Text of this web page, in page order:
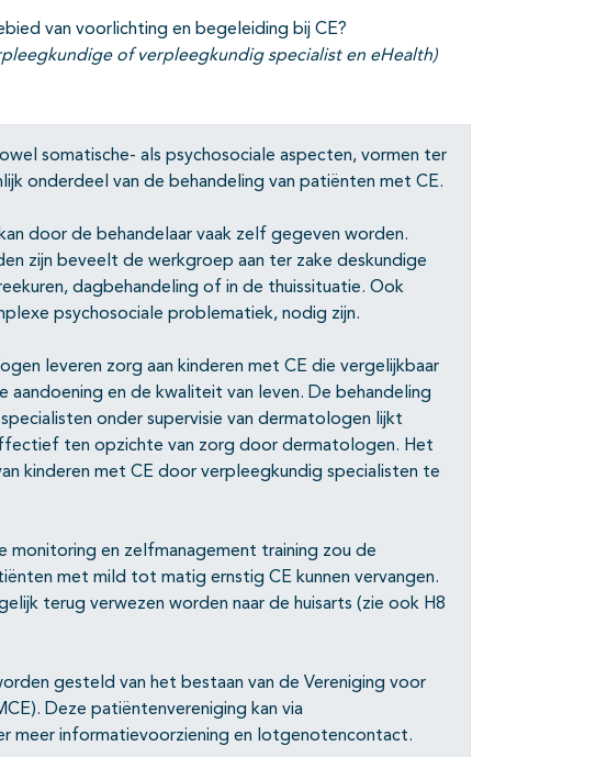
van voorlichting en begeleiding bij CE?
of verpleegkundig specialist en eHealth)
somatische- als psychosociale aspecten, vormen ter
onderdeel van de behandeling van patiënten met CE.
door de behandelaar vaak zelf gegeven worden.
zijn beveelt de werkgroep aan ter zake deskundige
dagbehandeling of in de thuissituatie. Ook
psychosociale problematiek, nodig zijn.
leveren zorg aan kinderen met CE die vergelijkbaar
aandoening en de kwaliteit van leven. De behandeling
onder supervisie van dermatologen lijkt
ten opzichte van zorg door dermatologen. Het
kinderen met CE door verpleegkundig specialisten te
monitoring en zelfmanagement training zou de
met mild tot matig ernstig CE kunnen vervangen.
terug verwezen worden naar de huisarts (zie ook H8
gesteld van het bestaan van de Vereniging voor
Deze patiëntenvereniging kan via
meer informatievoorziening en lotgenotencontact.